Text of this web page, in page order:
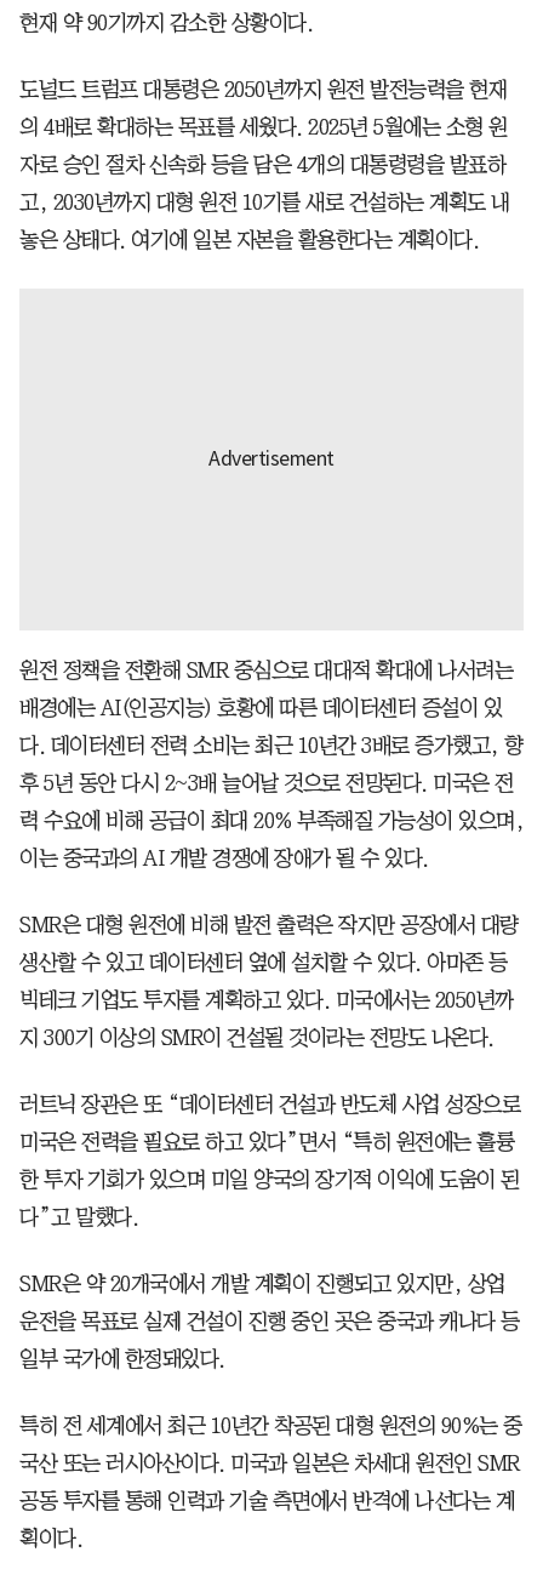
현재 약 90기까지 감소한 상황이다.
도널드 트럼프 대통령은 2050년까지 원전 발전능력을 현재
의 4배로 확대하는 목표를 세웠다. 2025년 5월에는 소형 원
자로 승인 절차 신속화 등을 담은 4개의 대통령령을 발표하
고, 2030년까지 대형 원전 10기를 새로 건설하는 계획도 내
놓은 상태다. 여기에 일본 자본을 활용한다는 계획이다.
원전 정책을 전환해 SMR 중심으로 대대적 확대에 나서려는
배경에는 AI(인공지능) 호황에 따른 데이터센터 증설이 있
다. 데이터센터 전력 소비는 최근 10년간 3배로 증가했고, 향
후 5년 동안 다시 2~3배 늘어날 것으로 전망된다. 미국은 전
력 수요에 비해 공급이 최대 20% 부족해질 가능성이 있으며,
이는 중국과의 AI 개발 경쟁에 장애가 될 수 있다.
SMR은 대형 원전에 비해 발전 출력은 작지만 공장에서 대량
생산할 수 있고 데이터센터 옆에 설치할 수 있다. 아마존 등
빅테크 기업도 투자를 계획하고 있다. 미국에서는 2050년까
지 300기 이상의 SMR이 건설될 것이라는 전망도 나온다.
러트닉 장관은 또 “데이터센터 건설과 반도체 사업 성장으로
미국은 전력을 필요로 하고 있다”면서 “특히 원전에는 훌륭
한 투자 기회가 있으며 미일 양국의 장기적 이익에 도움이 된
다”고 말했다.
SMR은 약 20개국에서 개발 계획이 진행되고 있지만, 상업
운전을 목표로 실제 건설이 진행 중인 곳은 중국과 캐나다 등
일부 국가에 한정돼있다.
특히 전 세계에서 최근 10년간 착공된 대형 원전의 90%는 중
국산 또는 러시아산이다. 미국과 일본은 차세대 원전인 SMR
공동 투자를 통해 인력과 기술 측면에서 반격에 나선다는 계
획이다.